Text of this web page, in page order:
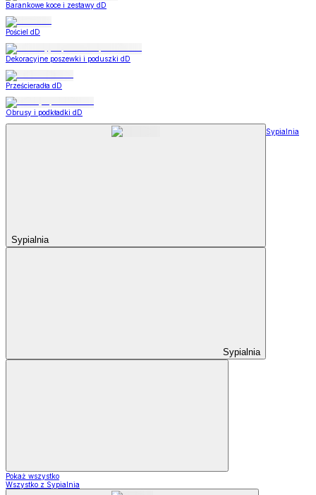
Barankowe koce i zestawy dD
Pościel dD
Dekoracyjne poszewki i poduszki dD
Prześcieradła dD
Obrusy i podkładki dD
Sypialnia
Sypialnia
Sypialnia
Pokaż wszystko
Wszystko z Sypialnia